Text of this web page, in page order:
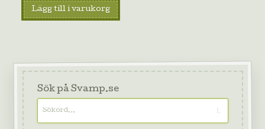
Lägg till i varukorg
Sök på Svamp.se